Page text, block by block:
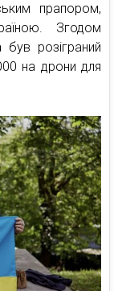
прапором,
Згодом
був розіграний
на дрони для